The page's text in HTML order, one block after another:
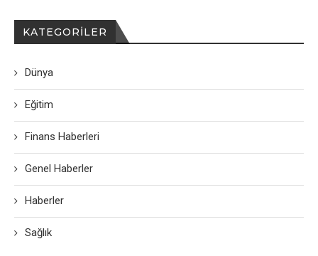
KATEGORILER
Dünya
Eğitim
Finans Haberleri
Genel Haberler
Haberler
Sağlık